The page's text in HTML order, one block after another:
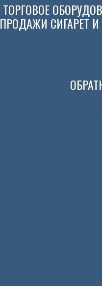
ТОРГОВОЕ
ПРОДАЖИ СИГАРЕТ